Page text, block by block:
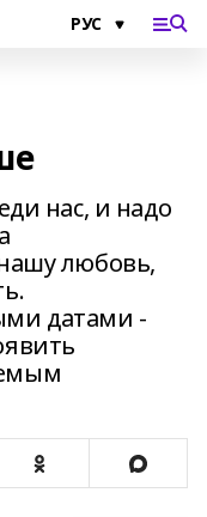
нас, и надо
любовь,
датами -